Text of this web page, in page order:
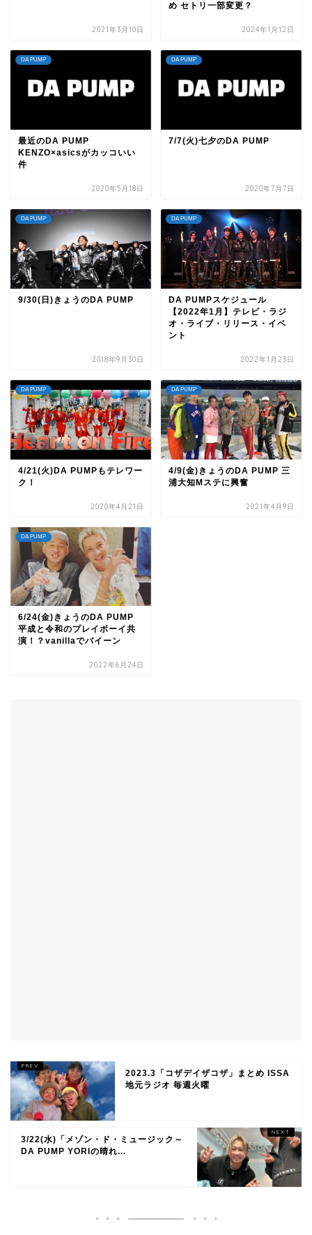
2021年3月10日
め セトリ一部変更？
2024年1月12日
DA PUMP
最近のDA PUMP
KENZO×asicsがカッコいい
件
2020年5月18日
DA PUMP
7/7(火)七夕のDA PUMP
2020年7月7日
DA PUMP
9/30(日)きょうのDA PUMP
2018年9月30日
DA PUMP
DA PUMPスケジュール
【2022年1月】テレビ・ラジ
オ・ライブ・リリース・イベ
ント
2022年1月23日
DA PUMP
4/21(火)DA PUMPもテレワー
ク！
2020年4月21日
DA PUMP
4/9(金)きょうのDA PUMP 三
浦大知Mステに興奮
2021年4月9日
DA PUMP
6/24(金)きょうのDA PUMP
平成と令和のプレイボーイ共
演！？vanillaでバイーン
2022年6月24日
2023.3「コザデイザコザ」まとめ ISSA
地元ラジオ 毎週火曜
3/22(水)「メゾン・ド・ミュージック～
DA PUMP YORIの晴れ...